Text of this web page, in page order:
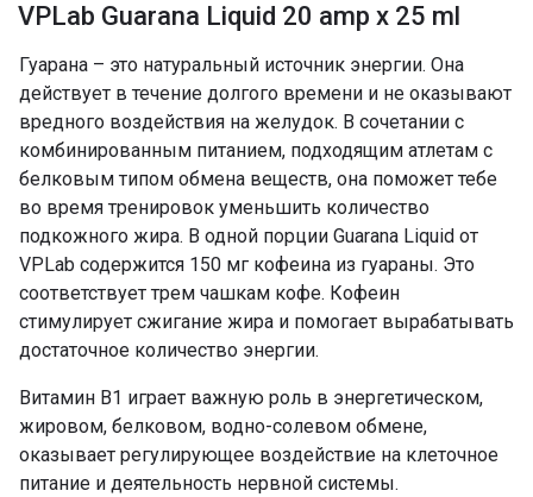
VPLab Guarana Liquid 20 amp x 25 ml
Гуарана – это натуральный источник энергии. Она
действует в течение долгого времени и не оказывают
вредного воздействия на желудок. В сочетании с
комбинированным питанием, подходящим атлетам с
белковым типом обмена веществ, она поможет тебе
во время тренировок уменьшить количество
подкожного жира. В одной порции Guarana Liquid от
VPLab содержится 150 мг кофеина из гуараны. Это
соответствует трем чашкам кофе. Кофеин
стимулирует сжигание жира и помогает вырабатывать
достаточное количество энергии.
Витамин В1 играет важную роль в энергетическом,
жировом, белковом, водно-солевом обмене,
оказывает регулирующее воздействие на клеточное
питание и деятельность нервной системы.